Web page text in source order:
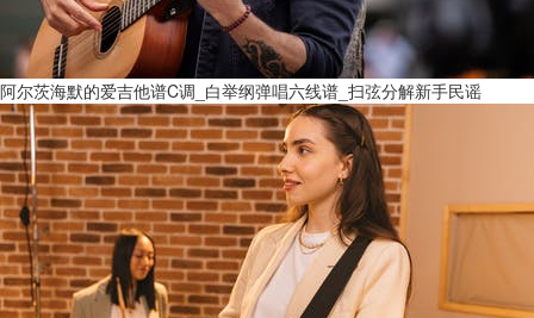
阿尔茨海默的爱吉他谱C调_白举纲弹唱六线谱_扫弦分解新手民谣